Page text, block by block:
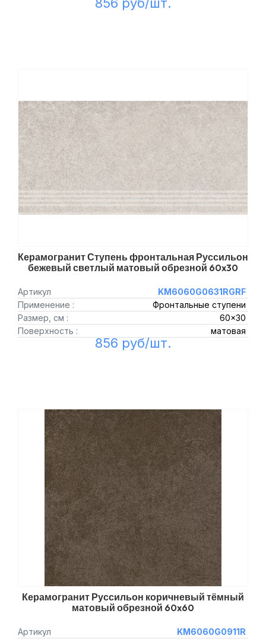
Керамогранит Ступень фронтальная Руссильон
бежевый светлый матовый обрезной 60x30
Артикул
KM6060G0631RGRF
Применение :
Фронтальные ступени
Размер, см :
60x30
Поверхность :
матовая
856 руб/шт.
Керамогранит Руссильон коричневый тёмный
матовый обрезной 60x60
Артикул
KM6060G0911R